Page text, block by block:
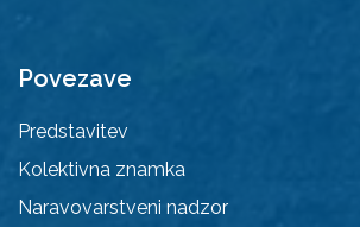
Povezave
Predstavitev
Kolektivna znamka
Naravovarstveni nadzor